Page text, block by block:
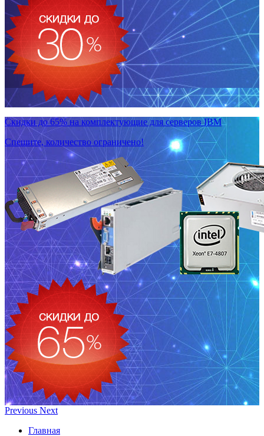
Скидки до 65% на комплектующие для серверов IBM
Спешите, количество ограничено!
Previous Next
Главная